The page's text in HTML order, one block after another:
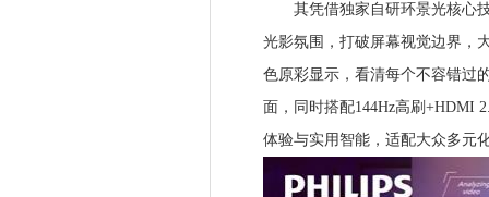
其凭借独家自研环景光核心技
光影氛围，打破屏幕视觉边界，
色原彩显示，看清每个不容错过
面，同时搭配144Hz高刷+HDMI
体验与实用智能，适配大众多元